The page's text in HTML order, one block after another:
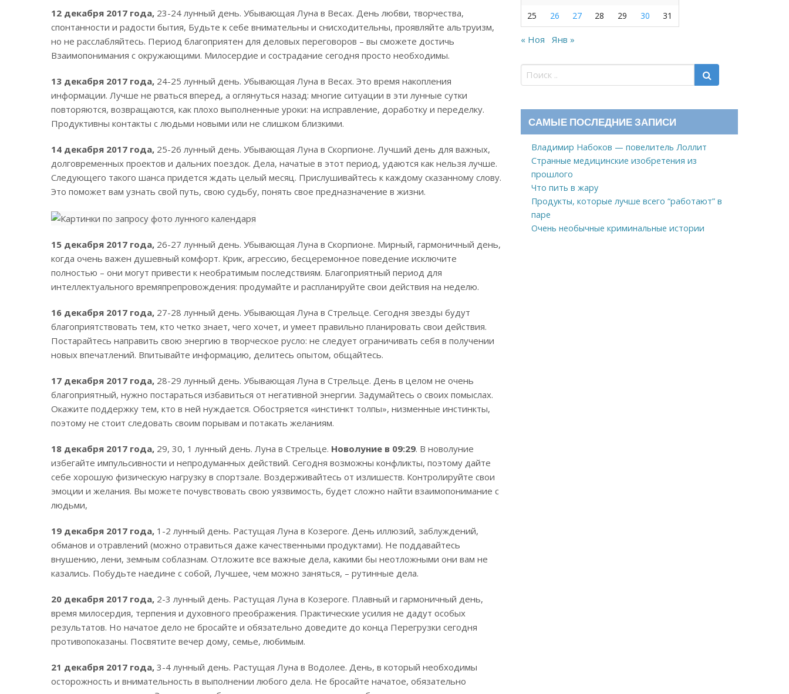
12 декабря 2017 года, 23-24 лунный день. Убывающая Луна в Весах. День любви, творчества,
спонтанности и радости бытия, Будьте к себе внимательны и снисходительны, проявляйте альтруизм,
но не расслабляйтесь. Период благоприятен для деловых переговоров – вы сможете достичь
Взаимопонимания с окружающими. Милосердие и сострадание сегодня просто необходимы.
13 декабря 2017 года, 24-25 лунный день. Убывающая Луна в Весах. Это время накопления
информации. Лучше не рваться вперед, а оглянуться назад: многие ситуации в эти лунные сутки
повторяются, возвращаются, как плохо выполненные уроки: на исправление, доработку и переделку.
Продуктивны контакты с людьми новыми или не слишком близкими.
14 декабря 2017 года, 25-26 лунный день. Убывающая Луна в Скорпионе. Лучший день для важных,
долговременных проектов и дальних поездок. Дела, начатые в этот период, удаются как нельзя лучше.
Следующего такого шанса придется ждать целый месяц. Прислушивайтесь к каждому сказанному слову.
Это поможет вам узнать свой путь, свою судьбу, понять свое предназначение в жизни.
15 декабря 2017 года, 26-27 лунный день. Убывающая Луна в Скорпионе. Мирный, гармоничный день,
когда очень важен душевный комфорт. Крик, агрессию, бесцеремонное поведение исключите
полностью – они могут привести к необратимым последствиям. Благоприятный период для
интеллектуального времяпрепровождения: продумайте и распланируйте свои действия на неделю.
16 декабря 2017 года, 27-28 лунный день. Убывающая Луна в Стрельце. Сегодня звезды будут
благоприятствовать тем, кто четко знает, чего хочет, и умеет правильно планировать свои действия.
Постарайтесь направить свою энергию в творческое русло: не следует ограничивать себя в получении
новых впечатлений. Впитывайте информацию, делитесь опытом, общайтесь.
17 декабря 2017 года, 28-29 лунный день. Убывающая Луна в Стрельце. День в целом не очень
благоприятный, нужно постараться избавиться от негативной энергии. Задумайтесь о своих помыслах.
Окажите поддержку тем, кто в ней нуждается. Обостряется «инстинкт толпы», низменные инстинкты,
поэтому не стоит следовать своим порывам и потакать желаниям.
18 декабря 2017 года, 29, 30, 1 лунный день. Луна в Стрельце. Новолуние в 09:29. В новолуние
избегайте импульсивности и непродуманных действий. Сегодня возможны конфликты, поэтому дайте
себе хорошую физическую нагрузку в спортзале. Воздерживайтесь от излишеств. Контролируйте свои
эмоции и желания. Вы можете почувствовать свою уязвимость, будет сложно найти взаимопонимание с
людьми,
19 декабря 2017 года, 1-2 лунный день. Растущая Луна в Козероге. День иллюзий, заблуждений,
обманов и отравлений (можно отравиться даже качественными продуктами). Не поддавайтесь
внушению, лени, земным соблазнам. Отложите все важные дела, какими бы неотложными они вам не
казались. Побудьте наедине с собой, Лучшее, чем можно заняться, – рутинные дела.
20 декабря 2017 года, 2-3 лунный день. Растущая Луна в Козероге. Плавный и гармоничный день,
время милосердия, терпения и духовного преображения. Практические усилия не дадут особых
результатов. Но начатое дело не бросайте и обязательно доведите до конца Перегрузки сегодня
противопоказаны. Посвятите вечер дому, семье, любимым.
21 декабря 2017 года, 3-4 лунный день. Растущая Луна в Водолее. День, в который необходимы
осторожность и внимательность в выполнении любого дела. Не бросайте начатое, обязательно
25
26 27 28 29 30 31
« Ноя Янв »
САМЫЕ ПОСЛЕДНИЕ ЗАПИСИ
Владимир Набоков — повелитель Лоллит
Странные медицинские изобретения из
прошлого
Что пить в жару
Продукты, которые лучше всего “работают” в
паре
Очень необычные криминальные истории